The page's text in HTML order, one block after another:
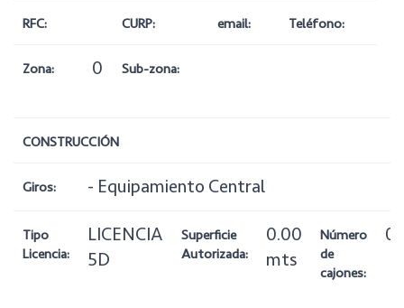
RFC: CURP: email: Teléfono:
Zona: 0 Sub-zona:
CONSTRUCCIÓN
Giros: - Equipamiento Central
Tipo
Licencia:
LICENCIA
5D
Superficie
Autorizada:
0.00
mts
Número
de
cajones:
0